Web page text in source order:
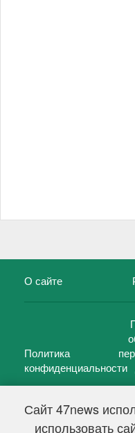
Сайт 47news
использовать
О сайте
Политика
конфиденциальности